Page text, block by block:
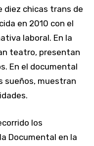
diez chicas trans de
en 2010 con el
laboral. En la
teatro, presentan
En el documental
sueños, muestran
los
Documental en la